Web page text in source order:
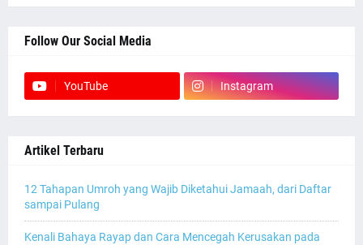
Follow Our Social Media
YouTube Instagram
Artikel Terbaru
12 Tahapan Umroh yang Wajib Diketahui Jamaah, dari Daftar
sampai Pulang
Kenali Bahaya Rayap dan Cara Mencegah Kerusakan pada